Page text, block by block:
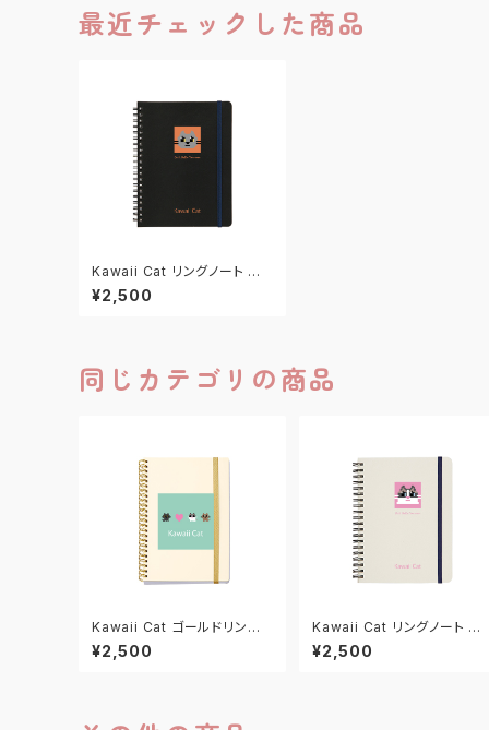
最近チェックした商品
Kawaii Cat リングノート ブラ
ック/オレンジ
¥2,500
同じカテゴリの商品
Kawaii Cat ゴールドリングノ
ート
¥2,500
Kawaii Cat リングノート ホ
ワイト/ピンク
¥2,500